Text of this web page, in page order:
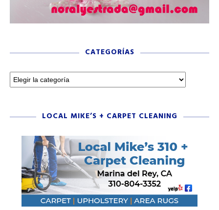
CATEGORÍAS
LOCAL MIKE’S + CARPET CLEANING